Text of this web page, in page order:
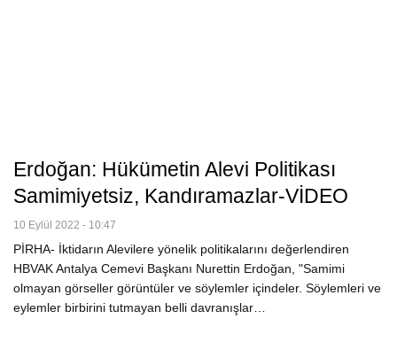
Erdoğan: Hükümetin Alevi Politikası
Samimiyetsiz, Kandıramazlar-VİDEO
10 Eylül 2022 - 10:47
PİRHA- İktidarın Alevilere yönelik politikalarını değerlendiren
HBVAK Antalya Cemevi Başkanı Nurettin Erdoğan, "Samimi
olmayan görseller görüntüler ve söylemler içindeler. Söylemleri ve
eylemler birbirini tutmayan belli davranışlar…